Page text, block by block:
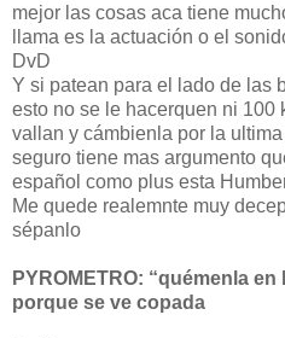
mejor las cosas aca tiene
llama es la actuación o el
DvD
Y si patean para el lado de las
esto no se le hacerquen ni 100
vallan y cámbienla por la
seguro tiene mas argumento
español como plus esta
Me quede realemnte muy
sépanlo
PYROMETRO: “quémenla
porque se ve copada